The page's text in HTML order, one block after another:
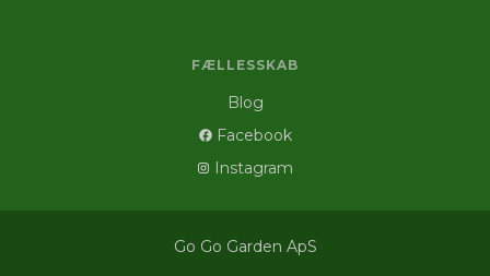
FÆLLESSKAB
Blog
Facebook
Instagram
Go Go Garden ApS